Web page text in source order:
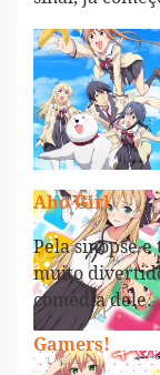
Aho Girl
Pela sinopse
muito
comédia dele.
Gamers!